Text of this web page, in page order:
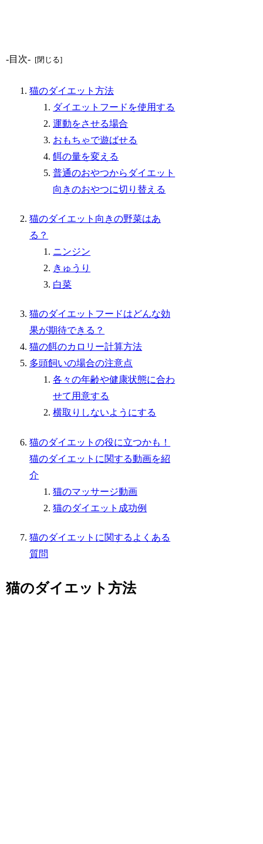
-目次-
猫のダイエット方法
ダイエットフードを使用する
運動をさせる場合
おもちゃで遊ばせる
餌の量を変える
普通のおやつからダイエット
向きのおやつに切り替える
猫のダイエット向きの野菜はあ
る？
ニンジン
きゅうり
白菜
猫のダイエットフードはどんな効
果が期待できる？
猫の餌のカロリー計算方法
多頭飼いの場合の注意点
各々の年齢や健康状態に合わ
せて用意する
横取りしないようにする
猫のダイエットの役に立つかも！
猫のダイエットに関する動画を紹
介
猫のマッサージ動画
猫のダイエット成功例
猫のダイエットに関するよくある
質問
猫のダイエット方法